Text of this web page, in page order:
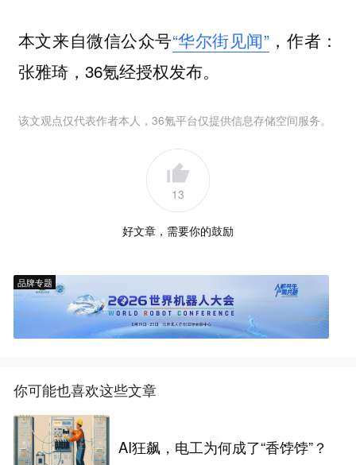
本文来自微信公众号“华尔街见闻”，作者：
张雅琦，36氪经授权发布。
该文观点仅代表作者本人，36氪平台仅提供信息存储空间服务。
13
好文章，需要你的鼓励
品牌专题
你可能也喜欢这些文章
AI狂飙，电工为何成了“香饽饽”？